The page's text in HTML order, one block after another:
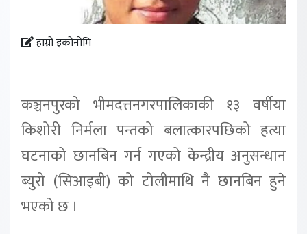
हाम्रो इकोनोमि
कञ्चनपुरको भीमदत्तनगरपालिकाकी १३ वर्षीया
किशोरी निर्मला पन्तको बलात्कारपछिको हत्या
घटनाको छानबिन गर्न गएको केन्द्रीय अनुसन्धान
ब्युरो (सिआइबी) को टोलीमाथि नै छानबिन हुने
भएको छ ।